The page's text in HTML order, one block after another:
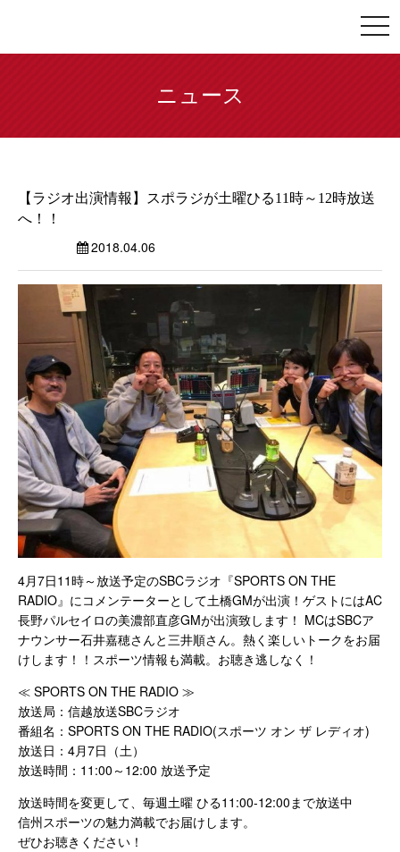
ニュース
【ラジオ出演情報】スポラジが土曜ひる11時～12時放送
へ！！
2018.04.06
4月7日11時～放送予定のSBCラジオ『SPORTS ON THE
RADIO』にコメンテーターとして土橋GMが出演！ゲストにはAC
長野パルセイロの美濃部直彦GMが出演致します！ MCはSBCア
ナウンサー石井嘉穂さんと三井順さん。熱く楽しいトークをお届
けします！！スポーツ情報も満載。お聴き逃しなく！
≪ SPORTS ON THE RADIO ≫
放送局：信越放送SBCラジオ
番組名：SPORTS ON THE RADIO(スポーツ オン ザ レディオ)
放送日：4月7日（土）
放送時間：11:00～12:00 放送予定
放送時間を変更して、毎週土曜 ひる11:00-12:00まで放送中
信州スポーツの魅力満載でお届けします。
ぜひお聴きください！